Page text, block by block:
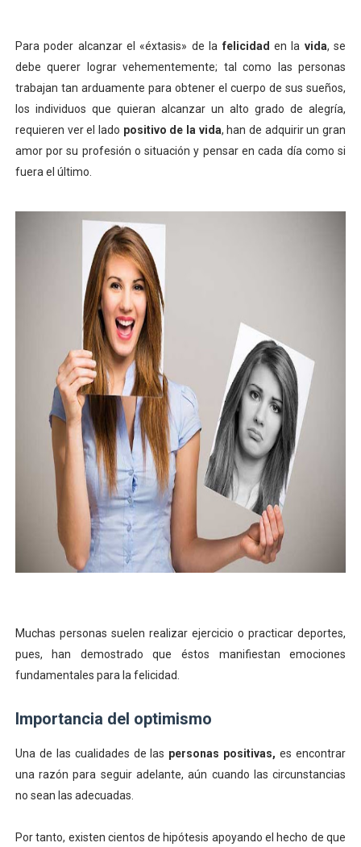
DIFERENCIAS ENTRE EL PENSAMIENTO ORIENTAL Y
ESTRATEGIAS PARA AGILIZAR EL APRENDIZAJE
FUNCIÓN DEL ECOMUSEO
¿CÓMO FUNCIONA LA MENTE INCONSCIENTE?
¿CÓMO ALCANZAR LA VERDADERA PAZ?
¿CÓMO FUNCIONA LA MENTE DE UN GENIO?
¿QUÉ TAN PODEROSA ES LA MENTE?
QUÉ ES LA CIENCIA DE LA VENTA
IMPORTANCIA DEL EQUILIBRIO ENTRE CUERPO Y MENTE
AVANCES IMPORTANTES EN LA CIENCIA DENTRO DEL
RELAJAR LA MENTE CON MEDITACION
AVANCES DE LA FÍSICA CONTEMPORÉANEA
LOS 10 PENSADORES MÁS INFLUYENTES DE LA
Para poder alcanzar el«éxtasis» de la felicidad en la vida, se
debe querer lograr vehementemente; tal como las personas
trabajan tan arduamente para obtener el cuerpo de sus sueños,
los individuos que quieran alcanzar un alto grado de alegría,
requieren ver el lado positivo de la vida, han de adquirir un gran
amor por su profesión o situación y pensar en cada día como si
fuera el último.
Muchas personas suelen realizar ejercicio o practicar deportes,
pues, han demostrado que éstos manifiestan emociones
fundamentales para la felicidad.
Importancia del optimismo
Una de las cualidades de las personas positivas, es encontrar
una razón para seguir adelante, aún cuando las circunstancias
no sean las adecuadas.
Por tanto, existen cientos de hipótesis apoyando el hecho de que